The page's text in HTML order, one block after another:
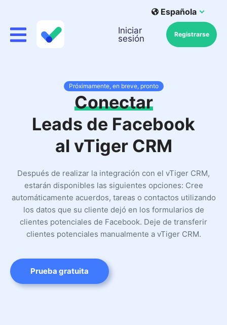
Española
Iniciar
sesión
Registrarse
Próximamente, en breve, pronto
Conectar
Leads de Facebook
al vTiger CRM
Después de realizar la integración con el vTiger CRM,
estarán disponibles las siguientes opciones: Cree
automáticamente acuerdos, tareas o contactos utilizando
los datos que su cliente dejó en los formularios de
clientes potenciales de Facebook. Deje de transferir
clientes potenciales manualmente a vTiger CRM.
Prueba gratuita